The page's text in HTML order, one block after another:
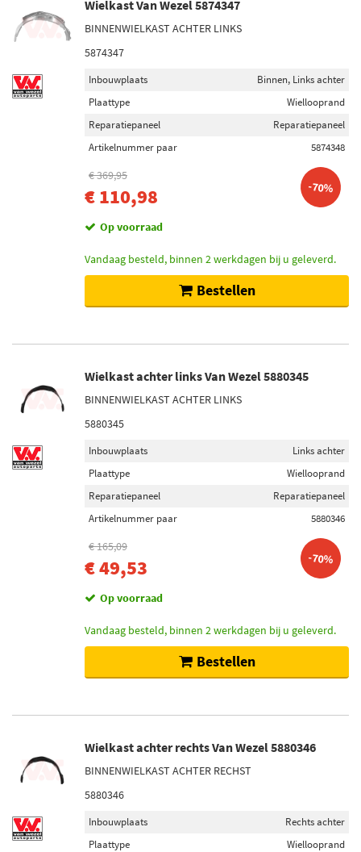
Wielkast Van Wezel 5874347
BINNENWIELKAST ACHTER LINKS
5874347
Inbouwplaats
Binnen, Links achter
Plaattype
Wiellooprand
Reparatiepaneel
Reparatiepaneel
Artikelnummer paar
5874348
€ 369,95
€ 110,98 -70%
Op voorraad
Vandaag besteld, binnen 2 werkdagen bij u geleverd.
Bestellen
Wielkast achter links Van Wezel 5880345
BINNENWIELKAST ACHTER LINKS
5880345
Inbouwplaats
Links achter
Plaattype
Wiellooprand
Reparatiepaneel
Reparatiepaneel
Artikelnummer paar
5880346
€ 165,09
€ 49,53 -70%
Op voorraad
Vandaag besteld, binnen 2 werkdagen bij u geleverd.
Bestellen
Wielkast achter rechts Van Wezel 5880346
BINNENWIELKAST ACHTER RECHST
5880346
Inbouwplaats
Rechts achter
Plaattype
Wiellooprand